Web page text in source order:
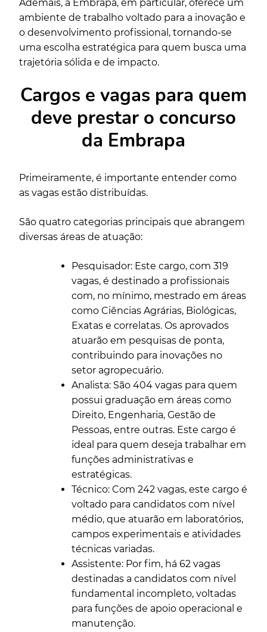
Ademais, a Embrapa, em particular, oferece um
ambiente de trabalho voltado para a inovação e
o desenvolvimento profissional, tornando-se
uma escolha estratégica para quem busca uma
trajetória sólida e de impacto.
Cargos e vagas para quem
deve prestar o concurso
da Embrapa
Primeiramente, é importante entender como
as vagas estão distribuídas.
São quatro categorias principais que abrangem
diversas áreas de atuação:
Pesquisador: Este cargo, com 319
vagas, é destinado a profissionais
com, no mínimo, mestrado em áreas
como Ciências Agrárias, Biológicas,
Exatas e correlatas. Os aprovados
atuarão em pesquisas de ponta,
contribuindo para inovações no
setor agropecuário.
Analista: São 404 vagas para quem
possui graduação em áreas como
Direito, Engenharia, Gestão de
Pessoas, entre outras. Este cargo é
ideal para quem deseja trabalhar em
funções administrativas e
estratégicas.
Técnico: Com 242 vagas, este cargo é
voltado para candidatos com nível
médio, que atuarão em laboratórios,
campos experimentais e atividades
técnicas variadas.
Assistente: Por fim, há 62 vagas
destinadas a candidatos com nível
fundamental incompleto, voltadas
para funções de apoio operacional e
manutenção.